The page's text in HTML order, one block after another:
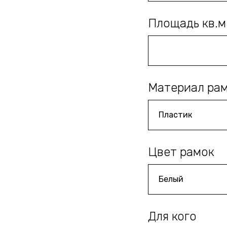
Площадь кв.м
Материал
Цвет рамок
Для кого